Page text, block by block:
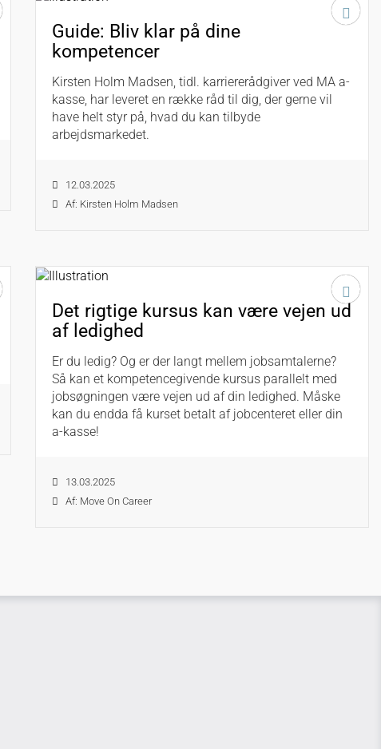
Guide: Bliv klar på dine
kompetencer
Kirsten Holm Madsen, tidl. karriererådgiver ved MA a-
kasse, har leveret en række råd til dig, der gerne vil
have helt styr på, hvad du kan tilbyde
arbejdsmarkedet.
12.03.2025
Af: Kirsten Holm Madsen
Det rigtige kursus kan være vejen ud
af ledighed
Er du ledig? Og er der langt mellem jobsamtalerne?
Så kan et kompetencegivende kursus parallelt med
jobsøgningen være vejen ud af din ledighed. Måske
kan du endda få kurset betalt af jobcenteret eller din
a-kasse!
13.03.2025
Af: Move On Career